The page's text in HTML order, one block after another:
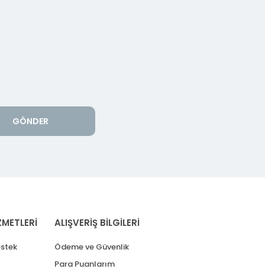
GÖNDER
ALIŞVERİŞ BİLGİLERİ
Ödeme ve Güvenlik
Para Puanlarım